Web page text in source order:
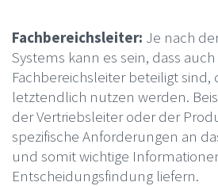
Fachbereichsleiter: Je nach
Systems kann es sein, dass auch
Fachbereichsleiter beteiligt sind,
letztendlich nutzen werden.
der Vertriebsleiter oder der
spezifische Anforderungen an
und somit wichtige
Entscheidungsfindung liefern.